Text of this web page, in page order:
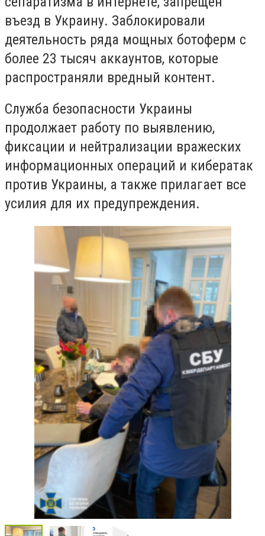
въезд в Украину. Заблокировали
деятельность ряда мощных ботоферм с
более 23 тысяч аккаунтов, которые
распространяли вредный контент.
Служба безопасности Украины
продолжает работу по выявлению,
фиксации и нейтрализации вражеских
информационных операций и кибератак
против Украины, а также прилагает все
усилия для их предупреждения.